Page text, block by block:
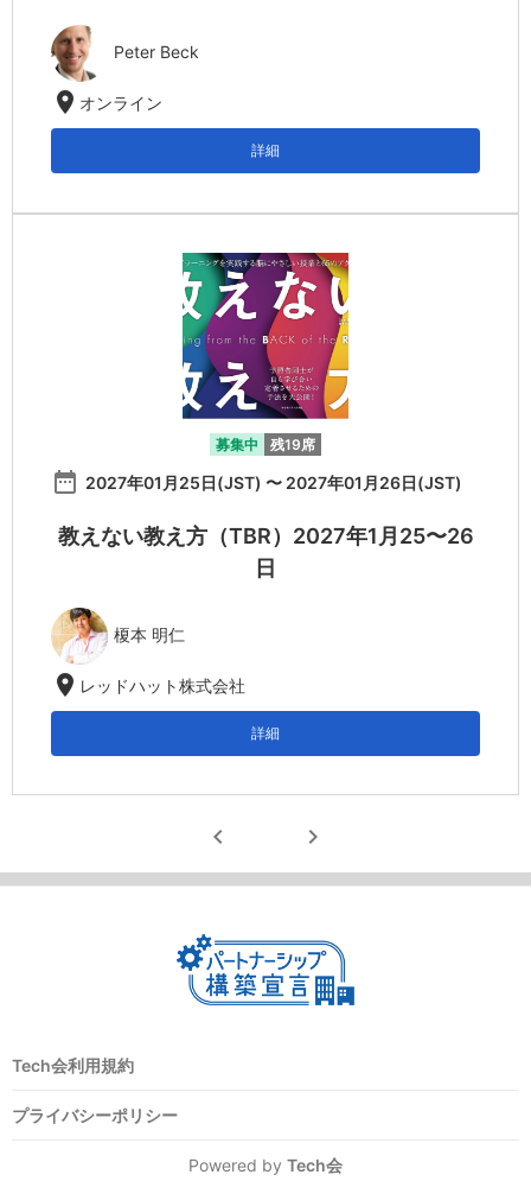
Peter Beck
location_on オンライン
詳細
募集中 残19席
date_range 2027年01月25日(JST) 〜 2027年01月26日(JST)
教えない教え方（TBR）2027年1月25〜26
日
榎本 明仁
location_on レッドハット株式会社
詳細
chevron_left chevron_right
Tech会利用規約
プライバシーポリシー
Powered by Tech会